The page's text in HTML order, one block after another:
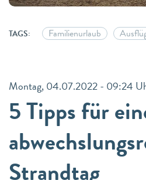
TAGS: Familienurlaub
Montag, 04.07.2022 - 09:24
5 Tipps für
Strandtag